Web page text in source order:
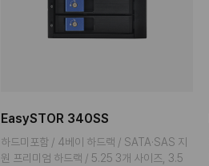
EasySTOR 340SS
하드미포함 / 4베이 하드랙 / SATA·SAS 지
원 프리미엄 하드랙 / 5.25 3개 사이즈, 3.5